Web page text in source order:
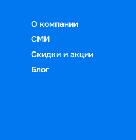
О компании
СМИ
Скидки и акции
Блог